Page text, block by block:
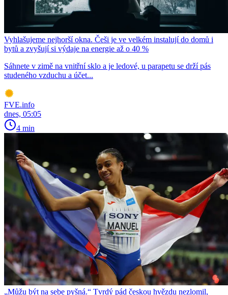
Vyhlašujeme nejhorší okna. Češi je ve velkém instalují do domů i
bytů a zvyšují si výdaje na energie až o 40 %
Sáhnete v zimě na vnitřní sklo a je ledové, u parapetu se drží pás
studeného vzduchu a účet...
FVE.info
dnes, 05:05
4 min
„Můžu být na sebe pyšná.“ Tvrdý pád českou hvězdu nezlomil,